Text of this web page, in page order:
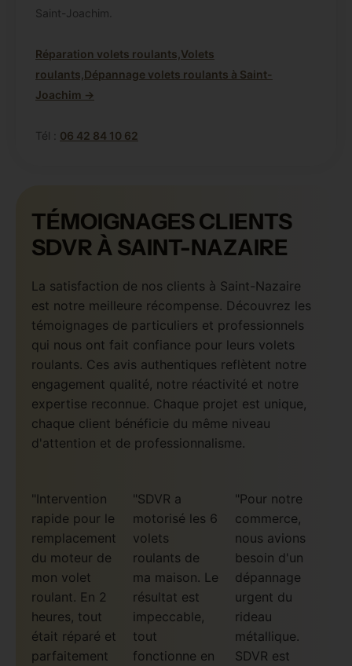
Saint-Joachim.
Réparation volets roulants,Volets
roulants,Dépannage volets roulants à Saint-
Joachim →
Tél : 06 42 84 10 62
TÉMOIGNAGES CLIENTS
SDVR À SAINT-NAZAIRE
La satisfaction de nos clients à Saint-Nazaire
est notre meilleure récompense. Découvrez les
témoignages de particuliers et professionnels
qui nous ont fait confiance pour leurs volets
roulants. Ces avis authentiques reflètent notre
engagement qualité, notre réactivité et notre
expertise reconnue. Chaque projet est unique,
chaque client bénéficie du même niveau
d'attention et de professionnalisme.
"Intervention
rapide pour le
remplacement
du moteur de
mon volet
roulant. En 2
heures, tout
était réparé et
parfaitement
"SDVR a
motorisé les 6
volets
roulants de
ma maison. Le
résultat est
impeccable,
tout
fonctionne en
"Pour notre
commerce,
nous avions
besoin d'un
dépannage
urgent du
rideau
métallique.
SDVR est